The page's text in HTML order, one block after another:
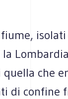
la
che
di confine